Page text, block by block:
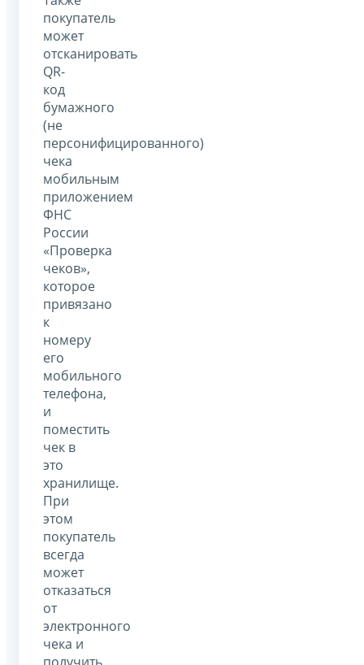
покупатель
может
отсканировать
QR-
код
бумажного
(не
персонифицированного)
чека
мобильным
приложением
ФНС
России
«Проверка
чеков»,
которое
привязано
к
номеру
его
мобильного
телефона,
и
поместить
чек в
это
хранилище.
При
этом
покупатель
всегда
может
отказаться
от
электронного
чека и
получить